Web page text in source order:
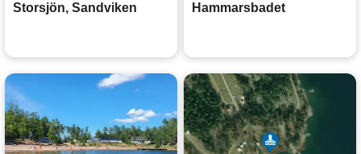
Storsjön, Sandviken Hammarsbadet